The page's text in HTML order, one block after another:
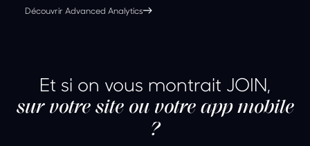
Découvrir Advanced Analytics
Et si on vous montrait JOIN,
sur votre site ou votre app mobile
?